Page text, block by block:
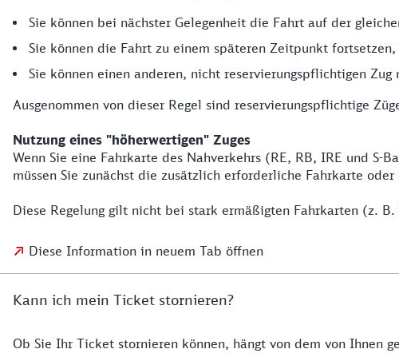
Sie können bei nächster Gelegenheit die Fahrt auf der
Sie können die Fahrt zu einem späteren Zeitpunkt
Sie können einen anderen, nicht reservierungspflichtigen Zug
Ausgenommen von dieser Regel sind reservierungspflichtige
Nutzung eines "höherwertigen" Zuges
Wenn Sie eine Fahrkarte des Nahverkehrs (RE, RB, IRE und S-
müssen Sie zunächst die zusätzlich erforderliche Fahrkarte
Diese Regelung gilt nicht bei stark ermäßigten Fahrkarten (z. B.
Diese Information in neuem Tab öffnen
Kann ich mein Ticket stornieren?
Ob Sie Ihr Ticket stornieren können, hängt von dem von Ihnen